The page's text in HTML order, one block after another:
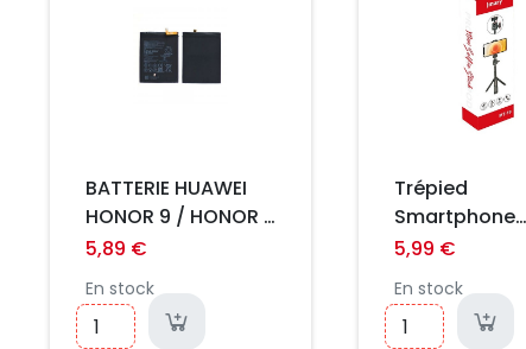
BATTERIE HUAWEI
HONOR 9 / HONOR 9
PREMIUM / P10
5,89 €
En stock
Trépied
Smartphone
JMARY MT-19 -
Compact pour
TikTok, Vlog et
5,99 €
En stock